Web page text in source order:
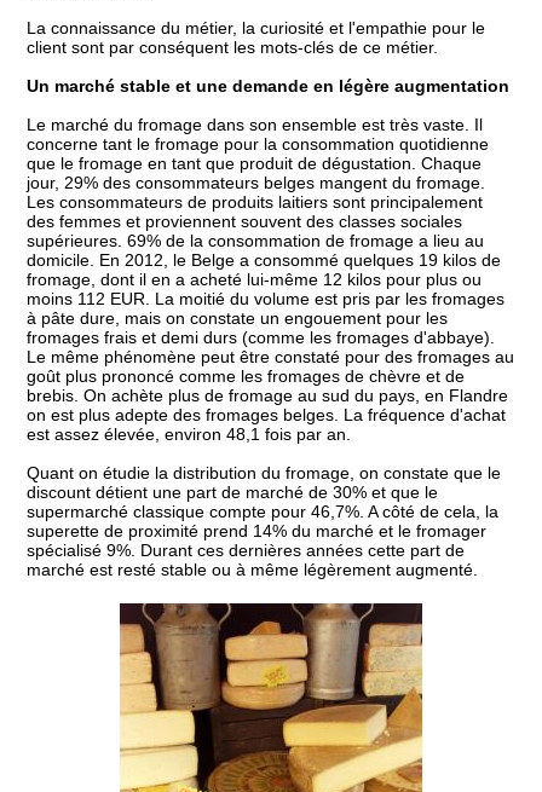
La connaissance du métier, la curiosité et l'empathie pour le
client sont par conséquent les mots-clés de ce métier.
Un marché stable et une demande en légère augmentation
Le marché du fromage dans son ensemble est très vaste. Il
concerne tant le fromage pour la consommation quotidienne
que le fromage en tant que produit de dégustation. Chaque
jour, 29% des consommateurs belges mangent du fromage.
Les consommateurs de produits laitiers sont principalement
des femmes et proviennent souvent des classes sociales
supérieures. 69% de la consommation de fromage a lieu au
domicile. En 2012, le Belge a consommé quelques 19 kilos de
fromage, dont il en a acheté lui-même 12 kilos pour plus ou
moins 112 EUR. La moitié du volume est pris par les fromages
à pâte dure, mais on constate un engouement pour les
fromages frais et demi durs (comme les fromages d'abbaye).
Le même phénomène peut être constaté pour des fromages au
goût plus prononcé comme les fromages de chèvre et de
brebis. On achète plus de fromage au sud du pays, en Flandre
on est plus adepte des fromages belges. La fréquence d'achat
est assez élevée, environ 48,1 fois par an.
Quant on étudie la distribution du fromage, on constate que le
discount détient une part de marché de 30% et que le
supermarché classique compte pour 46,7%. A côté de cela, la
superette de proximité prend 14% du marché et le fromager
spécialisé 9%. Durant ces dernières années cette part de
marché est resté stable ou à même légèrement augmenté.